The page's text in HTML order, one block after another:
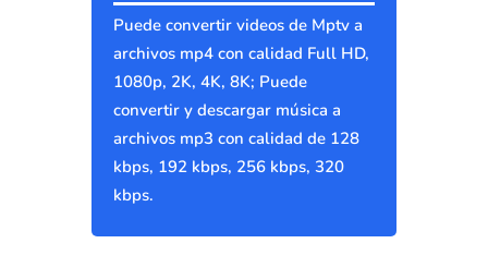
Puede convertir videos de Mptv a
archivos mp4 con calidad Full HD,
1080p, 2K, 4K, 8K; Puede
convertir y descargar música a
archivos mp3 con calidad de 128
kbps, 192 kbps, 256 kbps, 320
kbps.